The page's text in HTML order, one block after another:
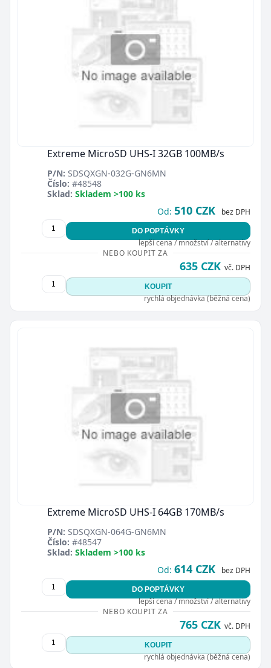
Extreme MicroSD UHS-I 32GB 100MB/s
P/N: SDSQXGN-032G-GN6MN
Číslo: #48548
Sklad: Skladem >100 ks
Od: 510 CZK bez DPH
DO POPTÁVKY
lepší cena / množství / alternativy
NEBO KOUPIT ZA
635 CZK vč. DPH
KOUPIT
rychlá objednávka (běžná cena)
Extreme MicroSD UHS-I 64GB 170MB/s
P/N: SDSQXGN-064G-GN6MN
Číslo: #48547
Sklad: Skladem >100 ks
Od: 614 CZK bez DPH
DO POPTÁVKY
lepší cena / množství / alternativy
NEBO KOUPIT ZA
765 CZK vč. DPH
KOUPIT
rychlá objednávka (běžná cena)